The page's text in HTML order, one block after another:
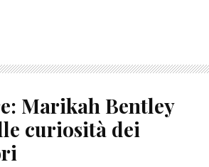
Marikah Bentley
curiosità dei